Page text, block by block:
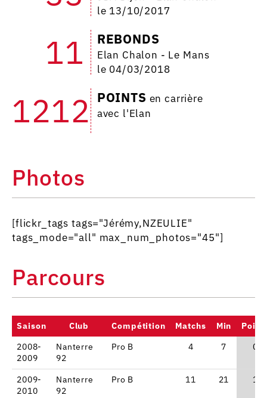
le 13/10/2017
11 REBONDS
Elan Chalon - Le Mans
le 04/03/2018
1212 POINTS en carrière
avec l'Elan
Photos
[flickr_tags tags="Jérémy,NZEULIE"
tags_mode="all" max_num_photos="45"]
Parcours
Saison Club Compétition Matchs Min
2008-
2009
Nanterre
92
Pro B 4 7 0
2009-
2010
Nanterre
92
Pro B 11 21 1